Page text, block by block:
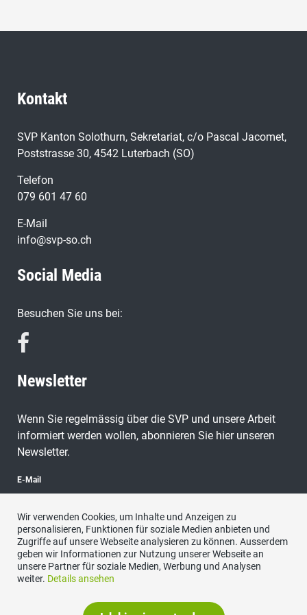
Kontakt
SVP Kanton Solothurn, Sekretariat, c/o Pascal Jacomet,
Poststrasse 30, 4542 Luterbach (SO)
Telefon
079 601 47 60
E-Mail
info@svp-so.ch
Social Media
Besuchen Sie uns bei:
Newsletter
Wenn Sie regelmässig über die SVP und unsere Arbeit
informiert werden wollen, abonnieren Sie hier unseren
Newsletter.
E-Mail
abonnieren
Wir verwenden Cookies, um Inhalte und Anzeigen zu
personalisieren, Funktionen für soziale Medien anbieten und
Zugriffe auf unsere Webseite analysieren zu können. Ausserdem
geben wir Informationen zur Nutzung unserer Webseite an
unsere Partner für soziale Medien, Werbung und Analysen
weiter. Details ansehen